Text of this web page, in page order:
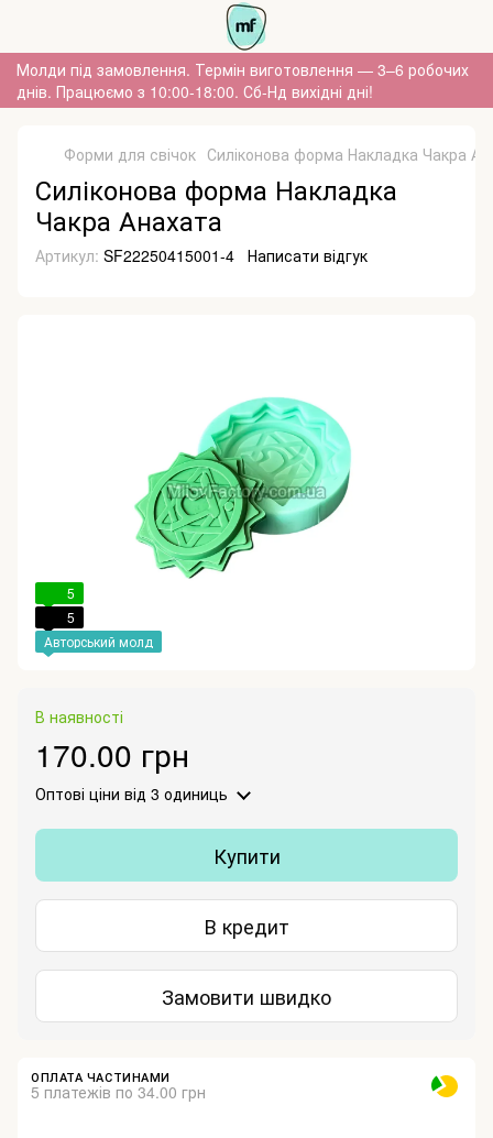
Молди під замовлення. Термін виготовлення — 3–6 робочих
днів. Працюємо з 10:00-18:00. Сб-Нд вихідні дні!
Форми для свічок Силіконова форма Накладка Чакра
Силіконова форма Накладка
Чакра Анахата
Артикул: SF22250415001-4 Написати відгук
5
5
Авторський молд
В наявності
170.00 грн
Оптові ціни від 3 одиниць
Купити
В кредит
Замовити швидко
ОПЛАТА ЧАСТИНАМИ
5 платежів по 34.00 грн